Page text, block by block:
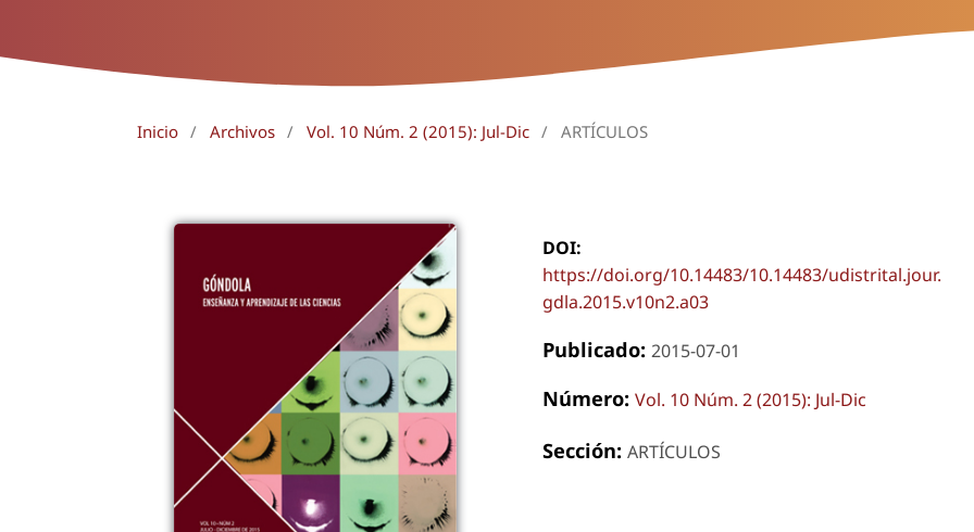
Inicio / Archivos / Vol. 10 Núm. 2 (2015): Jul-Dic / ARTÍCULOS
DOI:
https://doi.org/10.14483/10.14483/udistrital.jour.
gdla.2015.v10n2.a03
Publicado: 2015-07-01
Número: Vol. 10 Núm. 2 (2015): Jul-Dic
Sección: ARTÍCULOS